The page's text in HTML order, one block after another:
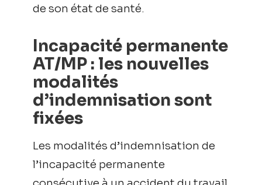
de son état de santé.
Incapacité permanente
AT/MP : les nouvelles
modalités
d’indemnisation sont
fixées
Les modalités d’indemnisation de
l’incapacité permanente